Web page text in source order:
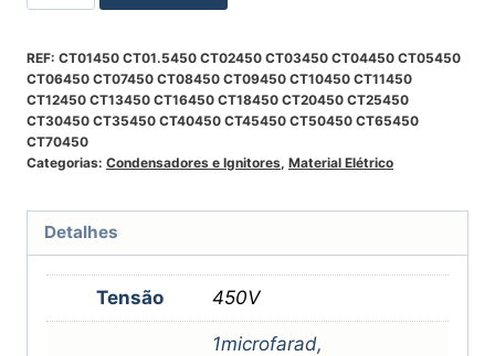
REF: CT01450 CT01.5450 CT02450 CT03450 CT04450 CT05450
CT06450 CT07450 CT08450 CT09450 CT10450 CT11450
CT12450 CT13450 CT16450 CT18450 CT20450 CT25450
CT30450 CT35450 CT40450 CT45450 CT50450 CT65450
CT70450
Categorias: Condensadores e Ignitores, Material Elétrico
Detalhes
Tensão 450V
1microfarad,